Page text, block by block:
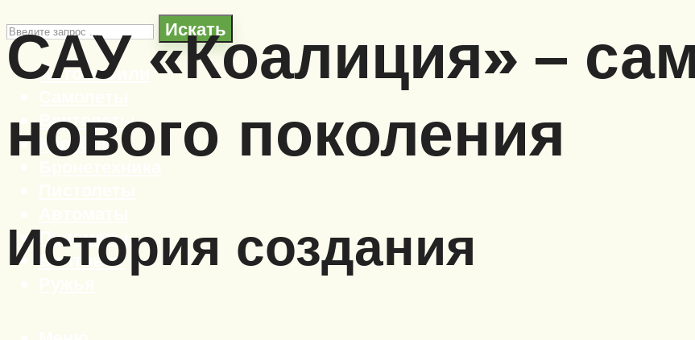
Искать
Автомобили
Вертолеты
Корабли
Пулеметы
Винтовки
САУ «Коалиция» –
нового поколения
История создания